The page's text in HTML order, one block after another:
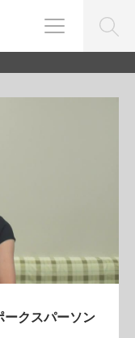
ークスパーソン